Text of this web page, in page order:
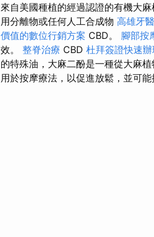
來自美國種植的經過認證的有機大麻
用分離物或任何人工合成物 高雄牙
價值的數位行銷方案 CBD。 腳部按
效。 整脊治療 CBD 杜拜簽證快速辦
的特殊油，大麻二酚是一種從大麻
用於按摩療法，以促進放鬆，並可